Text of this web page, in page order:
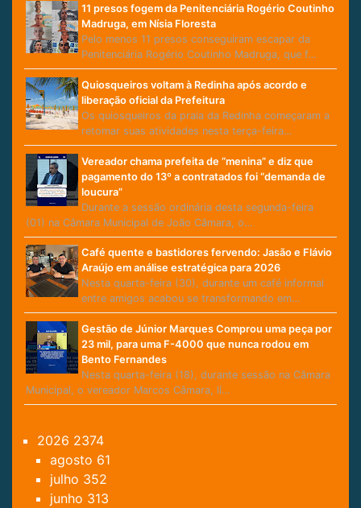
11 presos fogem da Penitenciária Rogério Coutinho
Madruga, em Nísia Floresta
Pelo menos 11 presos conseguiram escapar da
Penitenciária Rogério Coutinho Madruga, que f…
Quiosqueiros voltam à Redinha após acordo e
liberação oficial da Prefeitura
Os quiosqueiros da praia da Redinha começaram a
retomar suas atividades nesta terça-feira…
Vereador chama prefeita de “menina” e diz que
pagamento do 13º a contratados foi “demanda de
loucura”
Durante a sessão ordinária desta segunda-feira
(01) na Câmara Municipal de João Câmara, o…
Café quente e bastidores fervendo: Jasão e Flávio
Araújo em análise estratégica para 2026
Nesta quarta-feira (30), durante um café informal
entre amigos acabou se transformando em…
Gestão de Júnior Marques Comprou uma peça por
23 mil, para uma F-4000 que nunca rodou em
Bento Fernandes
Nesta quarta-feira (18), durante sessão na Câmara
Municipal, o vereador Marcos Câmara, lí…
2026 2374
agosto 61
julho 352
junho 313